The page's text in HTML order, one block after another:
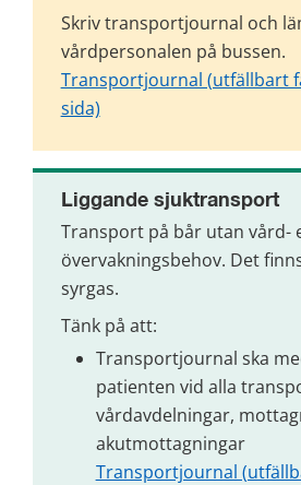
Skriv transportjournal och
vårdpersonalen på bussen.
Transportjournal (utfällbart
sida)
Liggande sjuktransport
Transport på bår utan vård-
övervakningsbehov. Det
syrgas.
Tänk på att:
Transportjournal ska
patienten vid alla
vårdavdelningar,
akutmottagningar
Transportjournal